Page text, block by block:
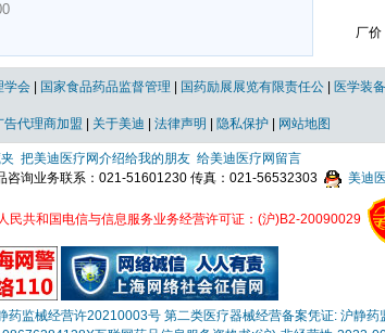
厂
学会 国家食品药品监督管理 国药励展展览有限责任公 医学装
告代理商加盟 关于美迪 法律声明 隐私保护 网站地图
把美迪医疗网介绍给我的朋友 给美迪医疗网留言
咨询业务联系：021-51601230 传真：021-56532303
美迪
民共和国电信与信息服务业务经营许可证：(沪)B2-20090029
药监械经营许20210003号 第二类医疗器械经营备案凭证: 沪静